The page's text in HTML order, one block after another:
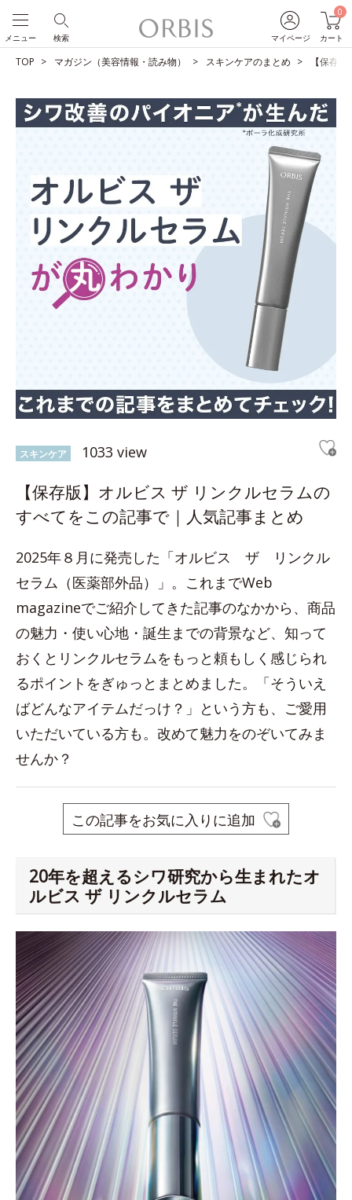
マイページ
0
カート
検索
メニュー
TOP マガジン（美容情報・読み物） スキンケアのまとめ 【保存
スキンケア 1033 view
【保存版】オルビス ザ リンクルセラムの
すべてをこの記事で｜人気記事まとめ
2025年８月に発売した「オルビス ザ リンクル
セラム（医薬部外品）」。これまでWeb
magazineでご紹介してきた記事のなかから、商品
の魅力・使い心地・誕生までの背景など、知って
おくとリンクルセラムをもっと頼もしく感じられ
るポイントをぎゅっとまとめました。「そういえ
ばどんなアイテムだっけ？」という方も、ご愛用
いただいている方も。改めて魅力をのぞいてみま
せんか？
この記事をお気に入りに追加
20年を超えるシワ研究から生まれたオ
ルビス ザ リンクルセラム